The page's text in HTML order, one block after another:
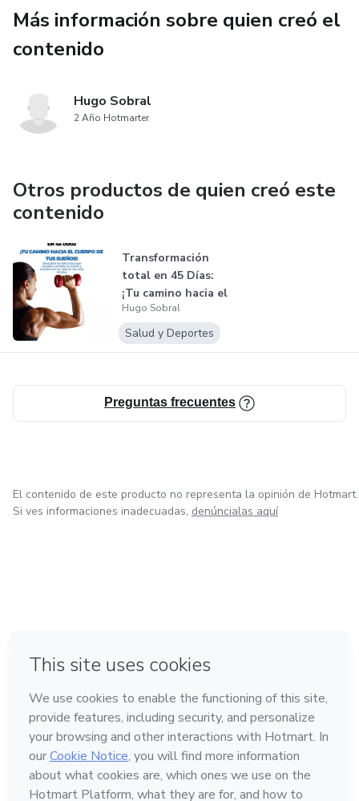
Más información sobre quien creó el
contenido
Hugo Sobral
2 Año Hotmarter
Otros productos de quien creó este
contenido
Transformación
total en 45 Días:
¡Tu camino hacia el
cuerpo...
Hugo Sobral
Salud y Deportes
Preguntas frecuentes
El contenido de este producto no representa la opinión de Hotmart.
Si ves informaciones inadecuadas, denúncialas aquí
Hecho con❤ en Belo Horizonte
Conoce Hotmart
Idioma